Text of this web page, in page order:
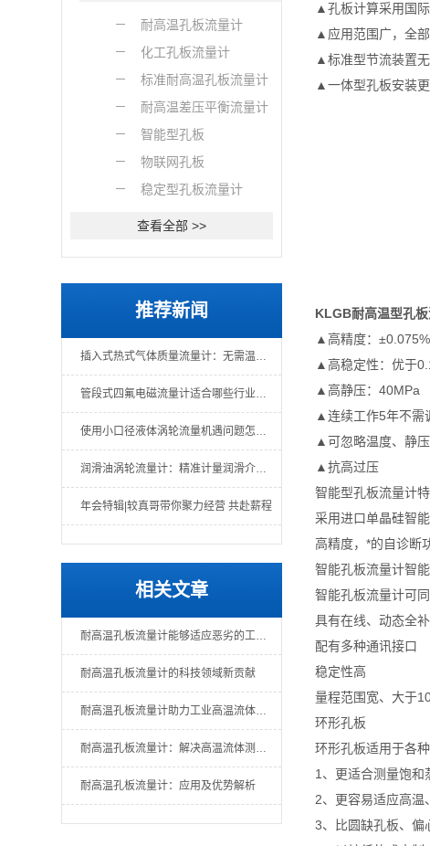
耐高温孔板流量计
化工孔板流量计
标准耐高温孔板流量计
耐高温差压平衡流量计
智能型孔板
物联网孔板
稳定型孔板流量计
查看全部 >>
推荐新闻
插入式热式气体质量流量计：无需温压补偿的直接质量测量
管段式四氟电磁流量计适合哪些行业场景？
使用小口径液体涡轮流量机遇问题怎么办？一文教你解决
润滑油涡轮流量计：精准计量润滑介质的关键仪表
年会特辑|较真哥带你聚力经营 共赴薪程
相关文章
耐高温孔板流量计能够适应恶劣的工业环境确保设备长期稳定运行
耐高温孔板流量计的科技领域新贡献
耐高温孔板流量计助力工业高温流体管理
耐高温孔板流量计：解决高温流体测量难题
耐高温孔板流量计：应用及优势解析
▲孔板计算采用国际
▲应用范围广，全
▲标准型节流装置
▲一体型孔板安装
KLGB耐高温型孔
▲高精度：±0.075%
▲高稳定性：优于
▲高静压：40MPa
▲连续工作5年不需
▲可忽略温度、静
▲抗高过压
智能型孔板流量计
采用进口单晶硅智
高精度，*的自诊断
智能孔板流量计智
智能孔板流量计可
具有在线、动态全
配有多种通讯接口
稳定性高
量程范围宽、大于
环形孔板
环形孔板适用于各
1、更适合测量饱和
2、更容易适应高温
3、比圆缺孔板、偏